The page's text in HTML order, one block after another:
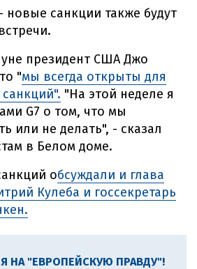
новые санкции также будут
президент США Джо
"мы всегда открыты для
"На этой неделе я
G7 о том, что мы
или не делать", - сказал
в Белом доме.
обсуждали и глава
Кулеба и госсекретарь
НА "ЕВРОПЕЙСКУЮ ПРАВДУ"!